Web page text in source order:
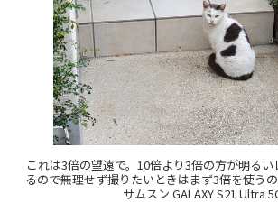
これは3倍の望遠で。10倍より3倍の方が明る
るので無理せず撮りたいときはまず3倍を使う
サムスン GALAXY S21 Ultra